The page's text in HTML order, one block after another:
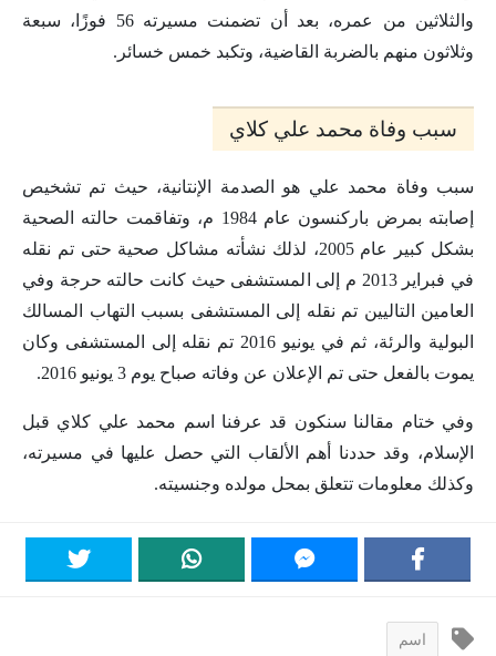
والثلاثين من عمره، بعد أن تضمنت مسيرته 56 فوزًا، سبعة
وثلاثون منهم بالضربة القاضية، وتكبد خمس خسائر.
سبب وفاة محمد علي كلاي
سبب وفاة محمد علي هو الصدمة الإنتانية، حيث تم تشخيص
إصابته بمرض باركنسون عام 1984 م، وتفاقمت حالته الصحية
بشكل كبير عام 2005، لذلك نشأته مشاكل صحية حتى تم نقله
في فبراير 2013 م إلى المستشفى حيث كانت حالته حرجة وفي
العامين التاليين تم نقله إلى المستشفى بسبب التهاب المسالك
البولية والرئة، ثم في يونيو 2016 تم نقله إلى المستشفى وكان
يموت بالفعل حتى تم الإعلان عن وفاته صباح يوم 3 يونيو 2016.
وفي ختام مقالنا سنكون قد عرفنا اسم محمد علي كلاي قبل
الإسلام، وقد حددنا أهم الألقاب التي حصل عليها في مسيرته،
وكذلك معلومات تتعلق بمحل مولده وجنسيته.
اسم